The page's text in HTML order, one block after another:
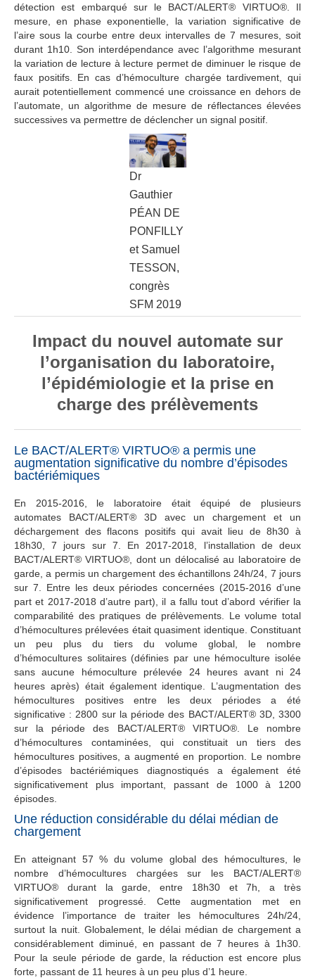
détection est embarqué sur le BACT/ALERT® VIRTUO®. Il
mesure, en phase exponentielle, la variation significative de
l’aire sous la courbe entre deux intervalles de 7 mesures, soit
durant 1h10. Son interdépendance avec l’algorithme mesurant
la variation de lecture à lecture permet de diminuer le risque de
faux positifs. En cas d’hémoculture chargée tardivement, qui
aurait potentiellement commencé une croissance en dehors de
l’automate, un algorithme de mesure de réflectances élevées
successives va permettre de déclencher un signal positif.
Dr
Gauthier
PÉAN DE
PONFILLY
et Samuel
TESSON,
congrès
SFM 2019
Impact du nouvel automate sur
l’organisation du laboratoire,
l’épidémiologie et la prise en
charge des prélèvements
Le BACT/ALERT® VIRTUO® a permis une
augmentation significative du nombre d’épisodes
bactériémiques
En 2015-2016, le laboratoire était équipé de plusieurs
automates BACT/ALERT® 3D avec un chargement et un
déchargement des flacons positifs qui avait lieu de 8h30 à
18h30, 7 jours sur 7. En 2017-2018, l’installation de deux
BACT/ALERT® VIRTUO®, dont un délocalisé au laboratoire de
garde, a permis un chargement des échantillons 24h/24, 7 jours
sur 7. Entre les deux périodes concernées (2015-2016 d’une
part et 2017-2018 d’autre part), il a fallu tout d’abord vérifier la
comparabilité des pratiques de prélèvements. Le volume total
d’hémocultures prélevées était quasiment identique. Constituant
un peu plus du tiers du volume global, le nombre
d’hémocultures solitaires (définies par une hémoculture isolée
sans aucune hémoculture prélevée 24 heures avant ni 24
heures après) était également identique. L’augmentation des
hémocultures positives entre les deux périodes a été
significative : 2800 sur la période des BACT/ALERT® 3D, 3300
sur la période des BACT/ALERT® VIRTUO®. Le nombre
d’hémocultures contaminées, qui constituait un tiers des
hémocultures positives, a augmenté en proportion. Le nombre
d’épisodes bactériémiques diagnostiqués a également été
significativement plus important, passant de 1000 à 1200
épisodes.
Une réduction considérable du délai médian de
chargement
En atteignant 57 % du volume global des hémocultures, le
nombre d’hémocultures chargées sur les BACT/ALERT®
VIRTUO® durant la garde, entre 18h30 et 7h, a très
significativement progressé. Cette augmentation met en
évidence l’importance de traiter les hémocultures 24h/24,
surtout la nuit. Globalement, le délai médian de chargement a
considérablement diminué, en passant de 7 heures à 1h30.
Pour la seule période de garde, la réduction est encore plus
forte, passant de 11 heures à un peu plus d’1 heure.